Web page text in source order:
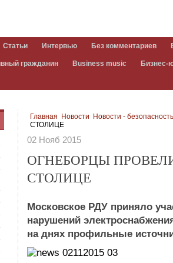
Статьи Интервью Без комментариев
гражданин Business music Бизнес-
Главная Новости
Новости -
СТОЛИЦЕ
02 Нояб 2015
ОГНЕБОРЦЫ
СТОЛИЦЕ
Московское РДУ приняло
нарушений
на днях профильные